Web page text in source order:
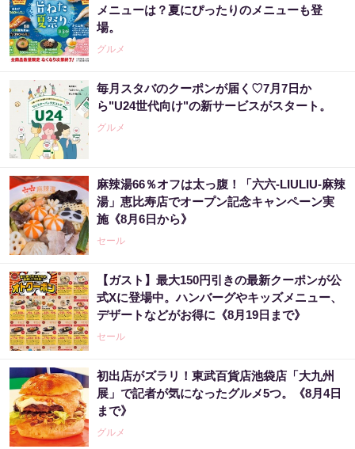
メニューは？夏にぴったりのメニューも登
場。
グルメ
毎月スタバのクーポンが届く♡7月7日か
ら"U24世代向け"の新サービスがスタート。
グルメ
麻辣湯66％オフは太っ腹！「六六-LIULIU-麻辣
湯」恵比寿店でオープン記念キャンペーン実
施《8月6日から》
セール
【ガスト】最大150円引きの最新クーポンが公
式Xに登場中。ハンバーグやキッズメニュー、
デザートなどがお得に《8月19日まで》
セール
初出店がズラリ！東武百貨店池袋店「大九州
展」で記者が気になったグルメ5つ。《8月4日
まで》
グルメ